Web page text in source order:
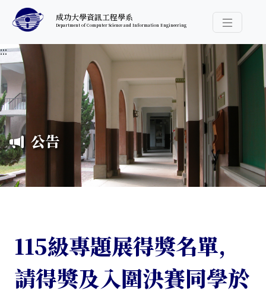
跳至中央內容區塊
成功大學資訊工程學系
Department of Computer Science and Information Engineering
導覽選
:::
公告
115級專題展得獎名單,
請得獎及入圍決賽同學於